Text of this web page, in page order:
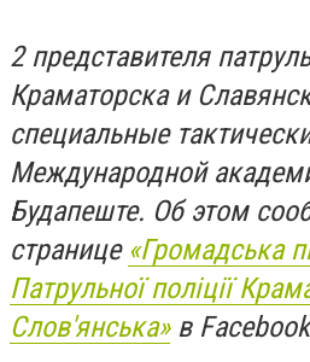
2 представителя
Краматорска и
специальные
Международной
Будапеште. Об этом
странице «Громадська
Патрульної поліції
Слов'янська»в